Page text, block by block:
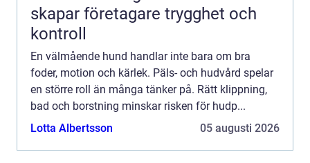
skapar företagare trygghet och
kontroll
En välmående hund handlar inte bara om bra
foder, motion och kärlek. Päls- och hudvård spelar
en större roll än många tänker på. Rätt klippning,
bad och borstning minskar risken för hudp...
Lotta Albertsson
05 augusti 2026